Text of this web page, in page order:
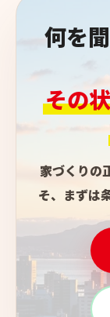
何を
その
家づくりの
そ、まずは